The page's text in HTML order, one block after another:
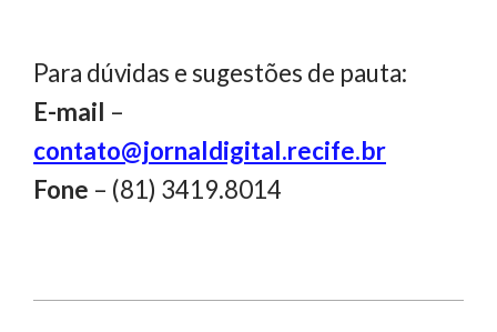
Para dúvidas e sugestões de pauta:
E-mail –
contato@jornaldigital.recife.br
Fone – (81) 3419.8014